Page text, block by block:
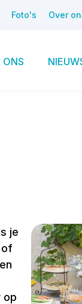
Foto's Over
ONS
je
of
op